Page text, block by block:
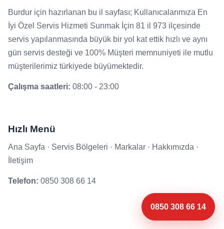
Burdur için hazırlanan bu il sayfası; Kullanıcalarımıza En
İyi Özel Servis Hizmeti Sunmak İçin 81 il 973 ilçesinde
servis yapılanmasında büyük bir yol kat ettik hızlı ve aynı
gün servis desteği ve 100% Müşteri memnuniyeti ile mutlu
müşterilerimiz türkiyede büyümektedir.
Çalışma saatleri: 08:00 - 23:00
Hızlı Menü
Ana Sayfa · Servis Bölgeleri · Markalar · Hakkımızda ·
İletişim
Telefon: 0850 308 66 14
0850 308 66 14